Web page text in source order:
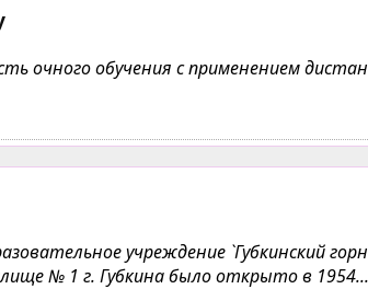
очного обучения с применением
учреждение `Губкинский
№ 1 г. Губкина было открыто в 1954...